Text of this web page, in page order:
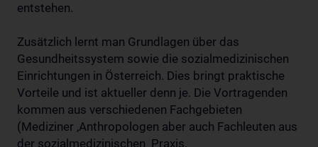
entstehen.
Zusätzlich lernt man Grundlagen über das
Gesundheitssystem sowie die sozialmedizinischen
Einrichtungen in Österreich. Dies bringt praktische
Vorteile und ist aktueller denn je. Die Vortragenden
kommen aus verschiedenen Fachgebieten
(Mediziner ,Anthropologen aber auch Fachleuten aus
der sozialmedizinischen Praxis.